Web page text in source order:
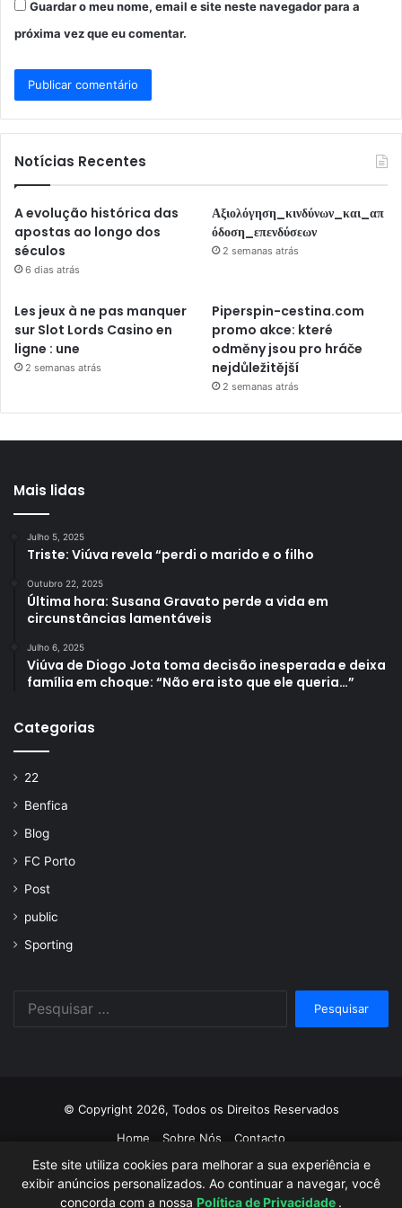
Este site utiliza cookies para melhorar a sua experiência e
exibir anúncios personalizados. Ao continuar a navegar, você
concorda com a nossa Política de Privacidade .
Guardar o meu nome, email e site neste navegador para a
próxima vez que eu comentar.
Notícias Recentes
A evolução histórica das
apostas ao longo dos
séculos
6 dias atrás
Αξιολόγηση_κινδύνων_και_απ
όδοση_επενδύσεων
2 semanas atrás
Les jeux à ne pas manquer
sur Slot Lords Casino en
ligne : une
2 semanas atrás
Piperspin-cestina.com
promo akce: které
odměny jsou pro hráče
nejdůležitější
2 semanas atrás
Mais lidas
Julho 5, 2025
Triste: Viúva revela “perdi o marido e o filho
Outubro 22, 2025
Última hora: Susana Gravato perde a vida em
circunstâncias lamentáveis
Julho 6, 2025
Viúva de Diogo Jota toma decisão inesperada e deixa
família em choque: “Não era isto que ele queria…”
Categorias
22
Benfica
Blog
FC Porto
Post
public
Sporting
© Copyright 2026, Todos os Direitos Reservados
Home
Sobre Nós Contacto
Facebook
TwitterYouTubeInstagram